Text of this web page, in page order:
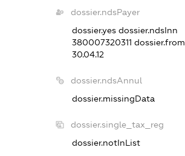
dossier.ndsPayer
dossier.yesdossier.ndsInn
380007320311dossier.from
30.04.12
dossier.ndsAnnul
dossier.missingData
dossier.single_tax_reg
dossier.notInList